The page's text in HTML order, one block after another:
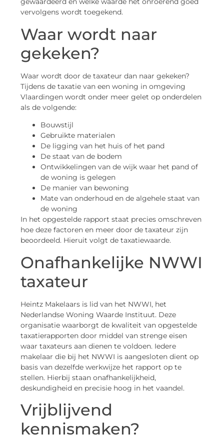
vervolgens wordt toegekend.
Waar wordt naar
gekeken?
Waar wordt door de taxateur dan naar gekeken?
Tijdens de taxatie van een woning in omgeving
Vlaardingen wordt onder meer gelet op onderdelen
als de volgende:
Bouwstijl
Gebruikte materialen
De ligging van het huis of het pand
De staat van de bodem
Ontwikkelingen van de wijk waar het pand of
de woning is gelegen
De manier van bewoning
Mate van onderhoud en de algehele staat van
de woning
In het opgestelde rapport staat precies omschreven
hoe deze factoren en meer door de taxateur zijn
beoordeeld. Hieruit volgt de taxatiewaarde.
Onafhankelijke NWWI
taxateur
Heintz Makelaars is lid van het NWWI, het
Nederlandse Woning Waarde Instituut. Deze
organisatie waarborgt de kwaliteit van opgestelde
taxatierapporten door middel van strenge eisen
waar taxateurs aan dienen te voldoen. Iedere
makelaar die bij het NWWI is aangesloten dient op
basis van dezelfde werkwijze het rapport op te
stellen. Hierbij staan onafhankelijkheid,
deskundigheid en precisie hoog in het vaandel.
Vrijblijvend
kennismaken?